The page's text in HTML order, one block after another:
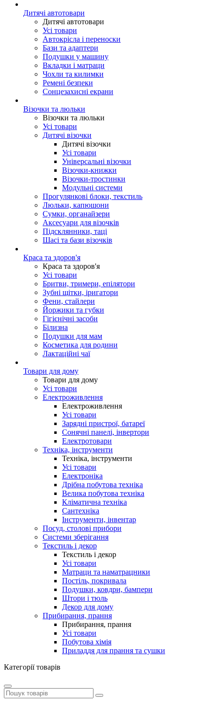
Дитячі автотовари
Дитячі автотовари
Усі товари
Автокрісла і переноски
Бази та адаптери
Подушки у машину
Вкладки і матраци
Чохли та килимки
Ремені безпеки
Сонцезахисні екрани
Візочки та люльки
Візочки та люльки
Усі товари
Дитячі візочки
Дитячі візочки
Усі товари
Універсальні візочки
Візочки-книжки
Візочки-тростинки
Модульні системи
Прогулянкові блоки, текстиль
Люльки, капюшони
Сумки, органайзери
Аксесуари для візочків
Підсклянники, таці
Шасі та бази візочків
Краса та здоров'я
Краса та здоров'я
Усі товари
Бритви, тримери, епілятори
Зубні щітки, іригатори
Фени, стайлери
Йоржики та губки
Гігієнічні засоби
Білизна
Подушки для мам
Косметика для родини
Лактаційні чаї
Товари для дому
Товари для дому
Усі товари
Електроживлення
Електроживлення
Усі товари
Зарядні пристрої, батареї
Сонячні панелі, інвертори
Електротовари
Техніка, інструменти
Техніка, інструменти
Усі товари
Електроніка
Дрібна побутова техніка
Велика побутова техніка
Кліматична техніка
Сантехніка
Інструменти, інвентар
Посуд, столові прибори
Системи зберігання
Текстиль і декор
Текстиль і декор
Усі товари
Матраци та наматрацники
Постіль, покривала
Подушки, ковдри, бампери
Штори і тюль
Декор для дому
Прибирання, прання
Прибирання, прання
Усі товари
Побутова хімія
Приладдя для прання та сушки
Категорії товарів